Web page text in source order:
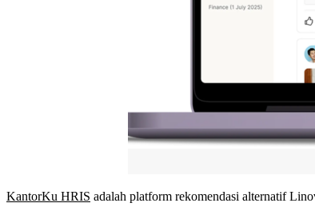
KantorKu HRIS adalah platform rekomendasi alternatif